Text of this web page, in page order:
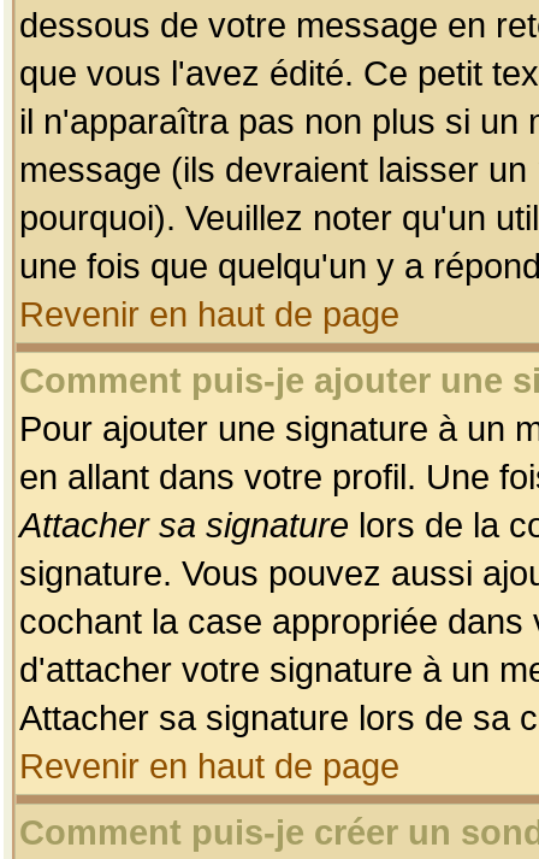
dessous de votre message en
que vous l'avez édité. Ce petit
il n'apparaîtra pas non plus si un
message (ils devraient laisser
pourquoi). Veuillez noter qu'un
une fois que quelqu'un y a
Revenir en haut de page
Comment puis-je ajouter une
Pour ajouter une signature à un
en allant dans votre profil. Une
Attacher sa signature lors de la
signature. Vous pouvez aussi
cochant la case appropriée
d'attacher votre signature à un
Attacher sa signature lors de sa
Revenir en haut de page
Comment puis-je créer un